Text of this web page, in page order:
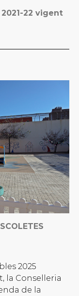
22 vigent
2025
la Conselleria
de la